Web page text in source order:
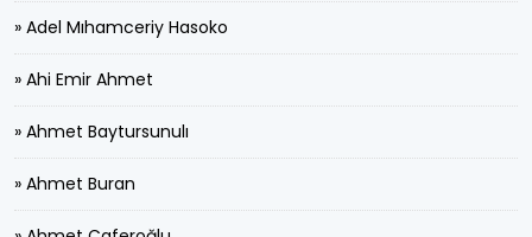
» Adel Mıhamceriy Hasoko
» Ahi Emir Ahmet
» Ahmet Baytursunulı
» Ahmet Buran